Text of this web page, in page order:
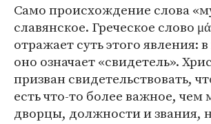
Само происхождение слова
славянское. Греческое слово
отражает суть этого явления:
оно означает «свидетель».
призван свидетельствовать,
есть что-то более важное,
дворцы, должности и звания,